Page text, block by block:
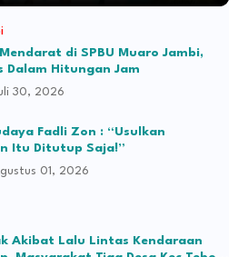
di SPBU Muaro Jambi,
Dalam Hitungan Jam
30, 2026
Fadli Zon : “Usulkan
Itu Ditutup Saja!”
01, 2026
Akibat Lalu Lintas Kendaraan